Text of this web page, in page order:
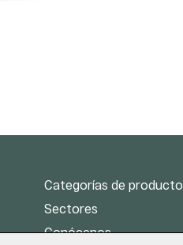
Categorías de producto
Sectores
Conócenos